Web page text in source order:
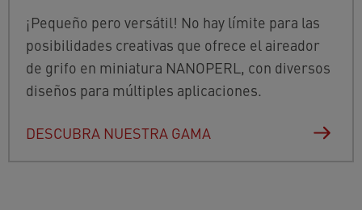
¡Pequeño pero versátil! No hay límite para las
posibilidades creativas que ofrece el aireador
de grifo en miniatura NANOPERL, con diversos
diseños para múltiples aplicaciones.
DESCUBRA NUESTRA GAMA